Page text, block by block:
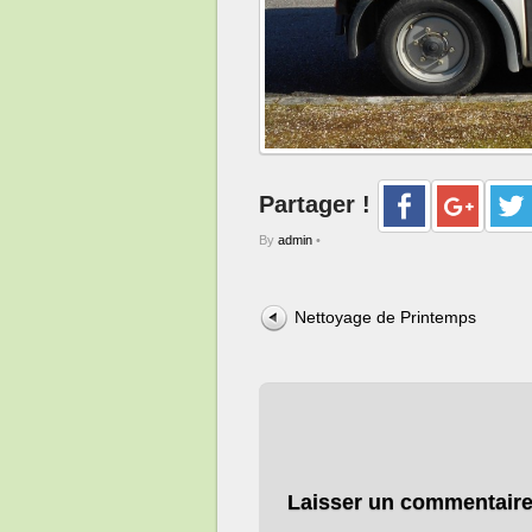
Partager !
By admin •
Nettoyage de Printemps
Laisser un commentaire